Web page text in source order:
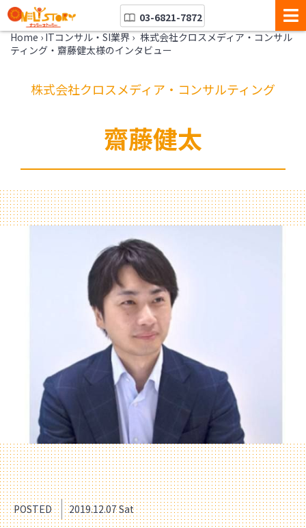
03-6821-7872
Home › ITコンサル・SI業界 › 株式会社クロスメディア・コンサル
ティング・齋藤健太様のインタビュー
株式会社クロスメディア・コンサルティング
齋藤健太
POSTED 2019.12.07 Sat